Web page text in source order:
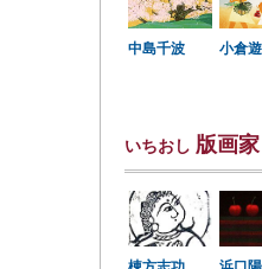
中島千波 小倉
いちおし 版画家